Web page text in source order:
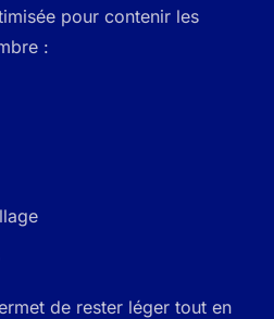
pour contenir les
:
de rester léger tout en